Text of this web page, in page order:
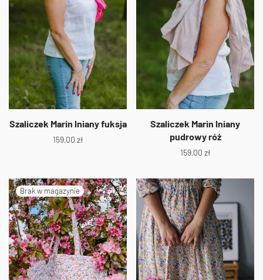
Szaliczek Marin lniany fuksja
159,00 zł
Szaliczek Marin lniany
pudrowy róż
159,00 zł